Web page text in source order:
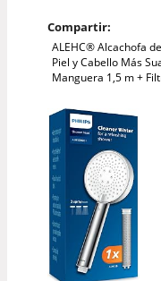
Compartir:
ALEHC® Alcachofa
Piel y Cabello Más
Manguera 1,5 m +